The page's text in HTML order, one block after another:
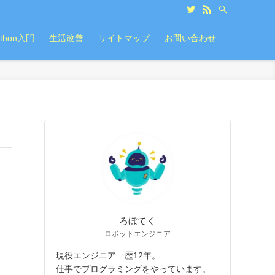
入門 生活改善 サイトマップ お問い合わせ
ろぼてく
ロボットエンジニア
現役エンジニア 歴12年。
仕事でプログラミングをやっています。